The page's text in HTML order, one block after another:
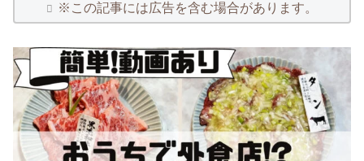
※この記事には広告を含む場合があります。